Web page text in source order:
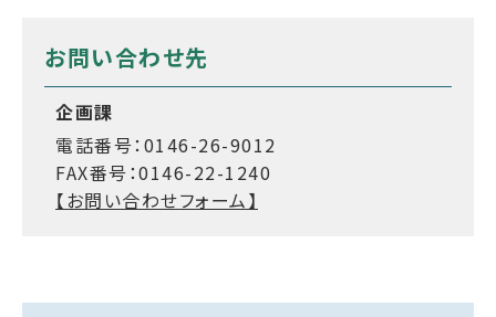
お問い合わせ先
企画課
電話番号：0146-26-9012
FAX番号：0146-22-1240
【お問い合わせフォーム】